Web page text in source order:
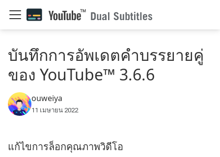
บันทึกการอัพเดตคำบรรยายคู่
ของ YouTube™ 3.6.6
ouweiya
11 เมษายน 2022
แก้ไขการล็อกคุณภาพวิดีโอ